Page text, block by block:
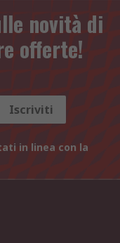
novità di
offerte!
Iscriviti
in linea con la